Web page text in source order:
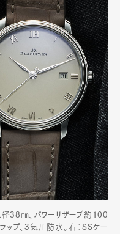
径38㎜、パワーリザーブ約100
ップ、3気圧防水。右：SSケー